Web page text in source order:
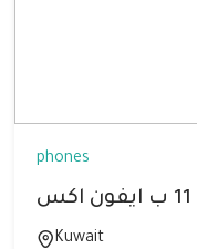
phones
Kuwait